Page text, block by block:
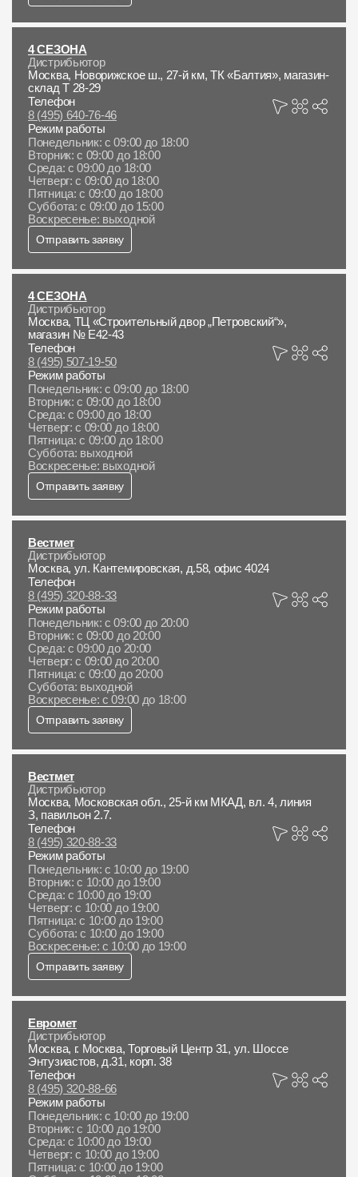
Отзывы
Алтайский край
Контакты
8 800 100 71 45site@docke.ru
Адрес
125212, Россия, Москва, Головинское ш., д. 5, стр. 1
"Водный")
Режим работы
Пн-Пт - 10-19
Сб-Вс - выходной
4 СЕЗОНА
Дистрибьютор
Москва, Новорижское ш., 27-й км, ТК «Балтия», магазин-
склад Т 28-29
Телефон
8 (495) 640-76-46
Режим работы
Понедельник: с 09:00 до 18:00
Вторник: с 09:00 до 18:00
Среда: с 09:00 до 18:00
Четверг: с 09:00 до 18:00
Пятница: с 09:00 до 18:00
Суббота: с 09:00 до 15:00
Воскресенье: выходной
Отправить заявку
4 СЕЗОНА
Дистрибьютор
Москва, ТЦ «Строительный двор „Петровский“»,
магазин № Е42-43
Телефон
8 (495) 507-19-50
Режим работы
Понедельник: с 09:00 до 18:00
Вторник: с 09:00 до 18:00
Среда: с 09:00 до 18:00
Четверг: с 09:00 до 18:00
Пятница: с 09:00 до 18:00
Суббота: выходной
Воскресенье: выходной
Отправить заявку
Вестмет
Дистрибьютор
Москва, ул. Кантемировская, д.58, офис 4024
Телефон
8 (495) 320-88-33
Режим работы
Понедельник: с 09:00 до 20:00
Вторник: с 09:00 до 20:00
Среда: с 09:00 до 20:00
Четверг: с 09:00 до 20:00
Пятница: с 09:00 до 20:00
Суббота: выходной
Воскресенье: с 09:00 до 18:00
Отправить заявку
Вестмет
Дистрибьютор
Москва, Московская обл., 25-й км МКАД, вл. 4, линия
З, павильон 2.7.
Телефон
8 (495) 320-88-33
Режим работы
Понедельник: с 10:00 до 19:00
Вторник: с 10:00 до 19:00
Среда: с 10:00 до 19:00
Четверг: с 10:00 до 19:00
Пятница: с 10:00 до 19:00
Суббота: с 10:00 до 19:00
Воскресенье: с 10:00 до 19:00
Отправить заявку
Евромет
Дистрибьютор
Москва, г. Москва, Торговый Центр 31, ул. Шоссе
Энтузиастов, д.31, корп. 38
Телефон
8 (495) 320-88-66
Режим работы
Понедельник: с 10:00 до 19:00
Вторник: с 10:00 до 19:00
Среда: с 10:00 до 19:00
Четверг: с 10:00 до 19:00
Пятница: с 10:00 до 19:00